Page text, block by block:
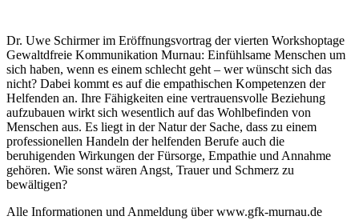
Dr. Uwe Schirmer im Eröffnungsvortrag der vierten Workshoptage
Gewaltdfreie Kommunikation Murnau: Einfühlsame Menschen um
sich haben, wenn es einem schlecht geht – wer wünscht sich das
nicht? Dabei kommt es auf die empathischen Kompetenzen der
Helfenden an. Ihre Fähigkeiten eine vertrauensvolle Beziehung
aufzubauen wirkt sich wesentlich auf das Wohlbefinden von
Menschen aus. Es liegt in der Natur der Sache, dass zu einem
professionellen Handeln der helfenden Berufe auch die
beruhigenden Wirkungen der Fürsorge, Empathie und Annahme
gehören. Wie sonst wären Angst, Trauer und Schmerz zu
bewältigen?
Alle Informationen und Anmeldung über www.gfk-murnau.de